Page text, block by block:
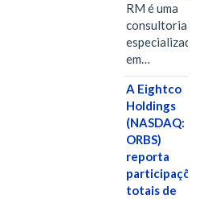
RM é uma
consultoria
especializada
em…
A Eightco
Holdings
(NASDAQ:
ORBS)
reporta
participações
totais de